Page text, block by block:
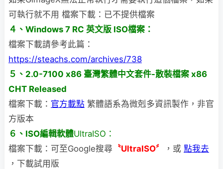
可執行就不用 檔案下載：已不提供檔案
４、Windows 7 RC 英文版 ISO檔案：
檔案下載請參考此篇：
https://steachs.com/archives/738
５、2.0-7100 x86 臺灣繁體中文套件-散裝檔案 x86
CHT Released
檔案下載： 官方載點 繁體語系為微剋多資訊製作，非官
方版本
６、ISO編輯軟體UltraISO：
檔案下載：可至Google搜尋 〝UltraISO〞 ，或 點我去
，下載試用版